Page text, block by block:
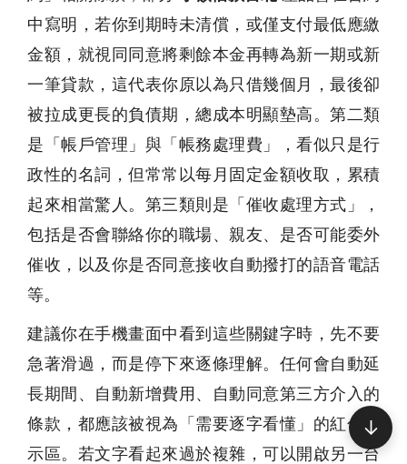
中寫明，若你到期時未清償，或僅支付最低應繳
金額，就視同同意將剩餘本金再轉為新一期或新
一筆貸款，這代表你原以為只借幾個月，最後卻
被拉成更長的負債期，總成本明顯墊高。第二類
是「帳戶管理」與「帳務處理費」，看似只是行
政性的名詞，但常常以每月固定金額收取，累積
起來相當驚人。第三類則是「催收處理方式」，
包括是否會聯絡你的職場、親友、是否可能委外
催收，以及你是否同意接收自動撥打的語音電話
等。
建議你在手機畫面中看到這些關鍵字時，先不要
急著滑過，而是停下來逐條理解。任何會自動延
長期間、自動新增費用、自動同意第三方介入的
條款，都應該被視為「需要逐字看懂」的紅色警
示區。若文字看起來過於複雜，可以開啟另一台
↓